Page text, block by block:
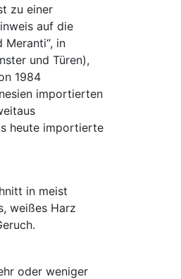
zu einer
auf die
in
und Türen),
1984
importierten
heute importierte
in meist
weißes Harz
oder weniger